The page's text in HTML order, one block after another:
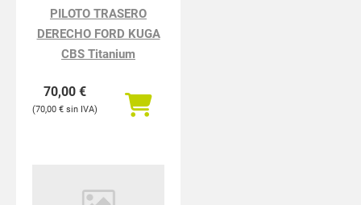
PILOTO TRASERO
DERECHO FORD KUGA
CBS Titanium
70,00 €
70,00 €